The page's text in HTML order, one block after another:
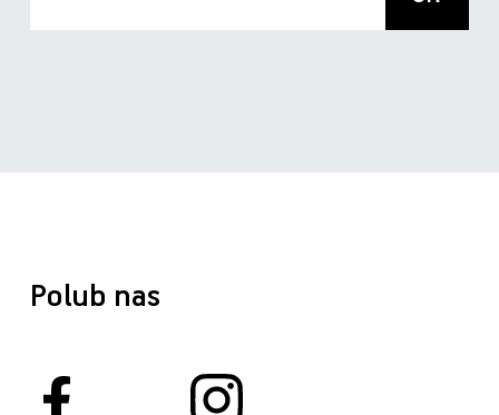
Polub nas